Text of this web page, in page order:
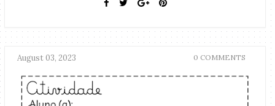
August 03, 2023 0 COMMENTS